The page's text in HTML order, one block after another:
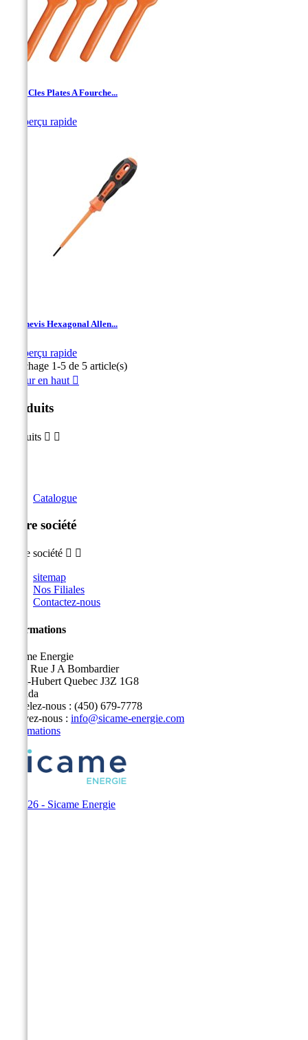
Jeu 8 Cles Plates A Fourche...
Aperçu rapide
Tournevis Hexagonal Allen...
Aperçu rapide
Affichage 1-5 de 5 article(s)
Retour en haut 
Produits
Produits  
Catalogue
Notre société
Notre société  
sitemap
Nos Filiales
Contactez-nous
Informations
Sicame Energie
5400 Rue J A Bombardier
Saint-Hubert Quebec J3Z 1G8
Canada
Appelez-nous : (450) 679-7778
Écrivez-nous : info@sicame-energie.com
Informations
© 2026 - Sicame Energie